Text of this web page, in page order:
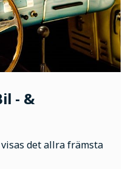
- &
det allra främsta